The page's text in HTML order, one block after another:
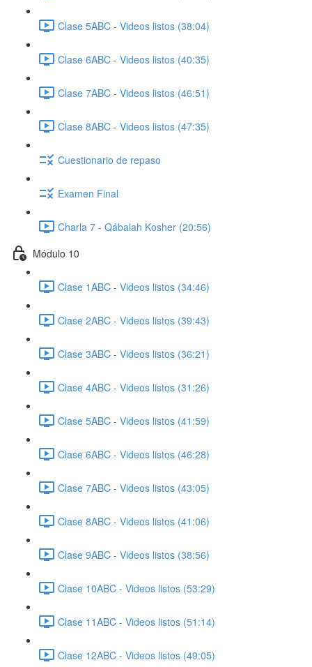
Clase 5ABC - Videos listos (38:04)
Clase 6ABC - Videos listos (40:35)
Clase 7ABC - Videos listos (46:51)
Clase 8ABC - Videos listos (47:35)
Cuestionario de repaso
Examen Final
Charla 7 - Qábalah Kosher (20:56)
Módulo 10
Clase 1ABC - Videos listos (34:46)
Clase 2ABC - Videos listos (39:43)
Clase 3ABC - Videos listos (36:21)
Clase 4ABC - Videos listos (31:26)
Clase 5ABC - Videos listos (41:59)
Clase 6ABC - Videos listos (46:28)
Clase 7ABC - Videos listos (43:05)
Clase 8ABC - Videos listos (41:06)
Clase 9ABC - Videos listos (38:56)
Clase 10ABC - Videos listos (53:29)
Clase 11ABC - Videos listos (51:14)
Clase 12ABC - Videos listos (49:05)